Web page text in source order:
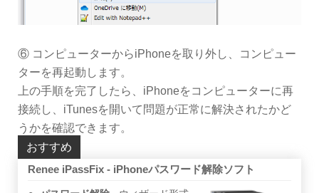
⑥ コンピューターからiPhoneを取り外し、コンピュー
ターを再起動します。
上の手順を完了したら、iPhoneをコンピューターに再
接続し、iTunesを開いて問題が正常に解決されたかど
うかを確認できます。
おすすめ
Renee iPassFix - iPhoneパスワード解除ソフト